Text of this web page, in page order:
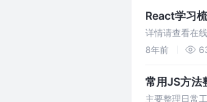
React学习
详情请查看在
8年前
常用JS方法
主要整理日常